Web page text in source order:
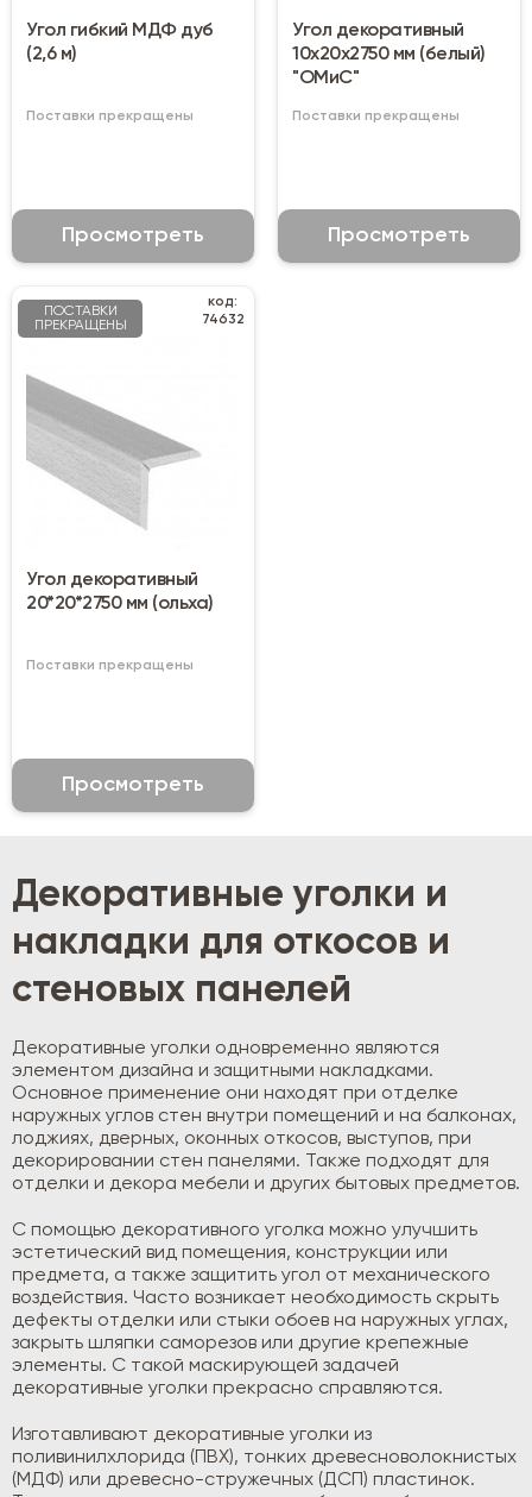
Угол гибкий МДФ дуб
(2,6 м)
Поставки прекращены
Просмотреть
Угол декоративный
10х20х2750 мм (белый)
"ОМиС"
Поставки прекращены
Просмотреть
ПОСТАВКИ
ПРЕКРАЩЕНЫ
код:
74632
Угол декоративный
20*20*2750 мм (ольха)
Поставки прекращены
Просмотреть
Декоративные уголки и
накладки для откосов и
стеновых панелей
Декоративные уголки одновременно являются
элементом дизайна и защитными накладками.
Основное применение они находят при отделке
наружных углов стен внутри помещений и на балконах,
лоджиях, дверных, оконных откосов, выступов, при
декорировании стен панелями. Также подходят для
отделки и декора мебели и других бытовых предметов.
С помощью декоративного уголка можно улучшить
эстетический вид помещения, конструкции или
предмета, а также защитить угол от механического
воздействия. Часто возникает необходимость скрыть
дефекты отделки или стыки обоев на наружных углах,
закрыть шляпки саморезов или другие крепежные
элементы. С такой маскирующей задачей
декоративные уголки прекрасно справляются.
Изготавливают декоративные уголки из
поливинилхлорида (ПВХ), тонких древесноволокнистых
(МДФ) или древесно-стружечных (ДСП) пластинок.